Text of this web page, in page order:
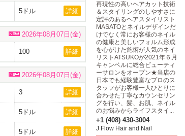
5ドル 詳細
2026年08月07日(金)
100 詳細
2026年08月07日(金)
3 詳細
5ドル 詳細
5ドル 詳細
再現性の高いヘアカット技術
＆スタイリングのしやすさに
定評のあるヘアスタイリスト
MASATOとネイルデザインだ
けでなく常にお客様のネイル
の健康と美しいフォルム形成
を心がけた施術が人気のネイ
リストATSUKOが2021年６月
キャンベルに総合ビューティ
ーサロンをオープン★当店の
日本でも経験豊富なプロのス
タッフがお客様一人ひとりに
合わせた丁寧なカウンセリン
グを行い、髪、お肌、ネイル
のお悩みからライフスタイ...
+1 (408) 430-3004
J Flow Hair and Nail